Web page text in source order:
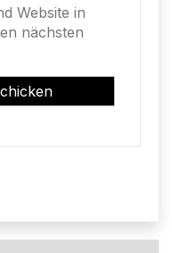
Website in
nächsten